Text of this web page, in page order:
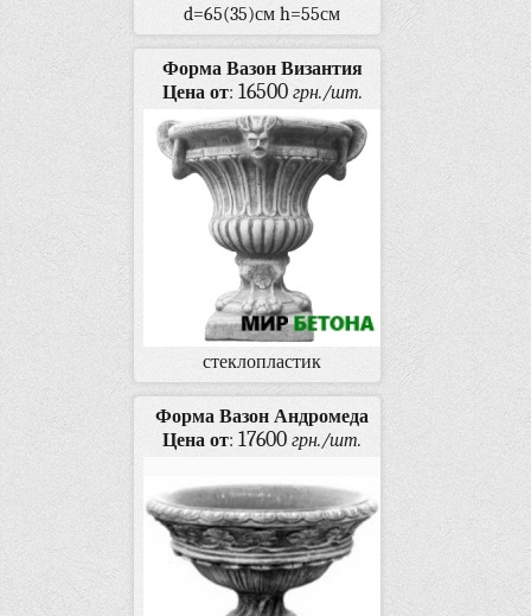
d=65(35)см h=55см
Форма Вазон Византия
Цена от: 16500 грн./шт.
стеклопластик
Форма Вазон Андромеда
Цена от:17600 грн./шт.